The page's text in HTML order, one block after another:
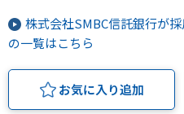
株式会社SMBC信託銀行が
の一覧はこちら
お気に入り追加